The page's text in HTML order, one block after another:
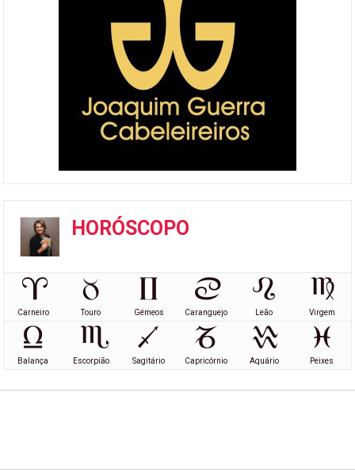
HORÓSCOPO
Carneiro Touro Gémeos Caranguejo Leão Virgem
Balança Escorpião Sagitário Capricórnio Aquário Peixes